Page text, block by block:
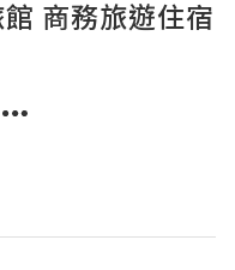
商務旅遊住宿